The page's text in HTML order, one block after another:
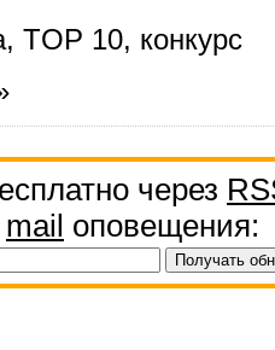
, TOP 10, конкурс
через
mail оповещения: